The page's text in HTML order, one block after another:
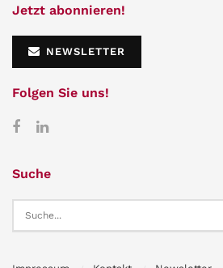
Jetzt abonnieren!
NEWSLETTER
Folgen Sie uns!
Suche